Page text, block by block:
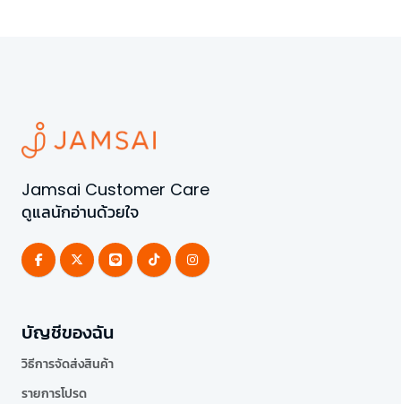
Jamsai Customer Care
ดูแลนักอ่านด้วยใจ
บัญชีของฉัน
วิธีการจัดส่งสินค้า
รายการโปรด